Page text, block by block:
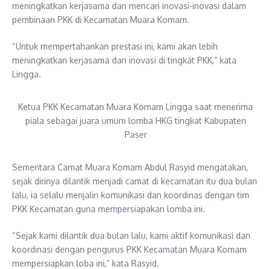
meningkatkan kerjasama dan mencari inovasi-inovasi dalam
pembinaan PKK di Kecamatan Muara Komam.
“Untuk mempertahankan prestasi ini, kami akan lebih
meningkatkan kerjasama dan inovasi di tingkat PKK,” kata
Lingga.
Ketua PKK Kecamatan Muara Komam Lingga saat menerima
piala sebagai juara umum lomba HKG tingkat Kabupaten
Paser
Sementara Camat Muara Komam Abdul Rasyid mengatakan,
sejak dirinya dilantik menjadi camat di kecamatan itu dua bulan
lalu, ia selalu menjalin komunikasi dan koordinas dengan tim
PKK Kecamatan guna mempersiapakan lomba ini.
“Sejak kami dilantik dua bulan lalu, kami aktif komunikasi dan
koordinasi dengan pengurus PKK Kecamatan Muara Komam
mempersiapkan loba ini,” kata Rasyid.